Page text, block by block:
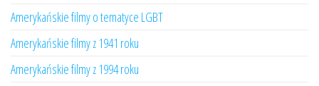
Amerykańskie filmy o tematyce LGBT
Amerykańskie filmy z 1941 roku
Amerykańskie filmy z 1994 roku